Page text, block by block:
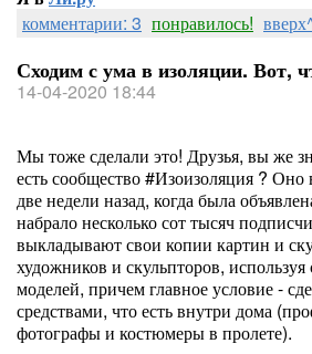
комментарии: 3 понравилось!
Сходим с ума в изоляции. Вот,
14-04-2020 18:44
Мы тоже сделали это! Друзья, вы же
есть сообщество #Изоизоляция ? Оно
две недели назад, когда была
набрало несколько сот тысяч
выкладывают свои копии картин и
художников и скульпторов, используя
моделей, причем главное условие -
средствами, что есть внутри дома
фотографы и костюмеры в пролете).